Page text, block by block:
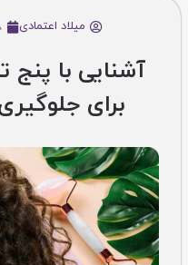
میلاد اعتمادی
برای